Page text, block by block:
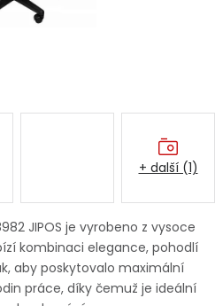
JIPOS je vyrobeno z vysoce
kombinaci elegance, pohodlí
aby poskytovalo maximální
práce, díky čemuž je ideální
+ další (1)